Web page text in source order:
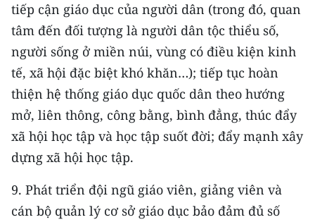
tiếp cận giáo dục của người dân (trong đó, quan
tâm đến đối tượng là người dân tộc thiểu số,
người sống ở miền núi, vùng có điều kiện kinh
tế, xã hội đặc biệt khó khăn…); tiếp tục hoàn
thiện hệ thống giáo dục quốc dân theo hướng
mở, liên thông, công bằng, bình đẳng, thúc đẩy
xã hội học tập và học tập suốt đời; đẩy mạnh xây
dựng xã hội học tập.
9. Phát triển đội ngũ giáo viên, giảng viên và
cán bộ quản lý cơ sở giáo dục bảo đảm đủ số